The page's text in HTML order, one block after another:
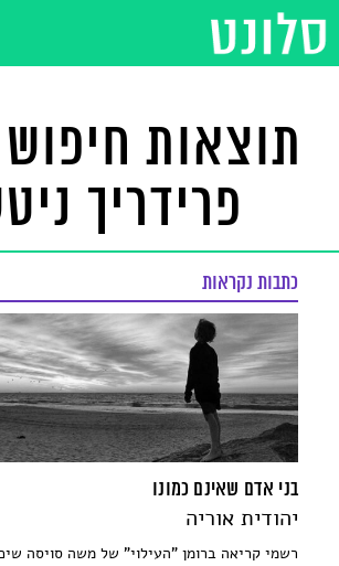
תוצאות
פרידריך
כתבות נקראות
בני אדם שאינם כמונו
יהודית אוריה
רשמי קריאה ברומן "העילוי" של משה סויסה